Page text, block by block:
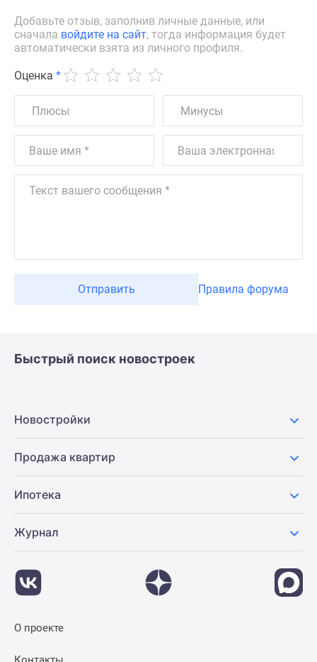
Добавьте отзыв, заполнив личные данные, или
сначала войдите на сайт, тогда информация будет
автоматически взята из личного профиля.
Оценка *
Отправить Правила форума
Быстрый поиск новостроек
Новостройки
Продажа квартир
Ипотека
Журнал
О проекте